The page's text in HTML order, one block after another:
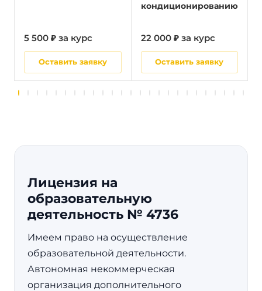
5 500 ₽ за курс
Оставить заявку
кондиционированию
22 000 ₽ за курс
Оставить заявку
Лицензия на
образовательную
деятельность № 4736
Имеем право на осуществление
образовательной деятельности.
Автономная некоммерческая
организация дополнительного